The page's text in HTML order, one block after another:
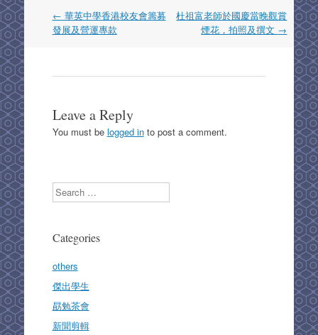
Post
navigation
← 華英中學香港校友會籌募
發展及營運專款
杜祖富老師於國慶當晚觀賞
煙花，拍照及撰文 →
Leave a Reply
You must be logged into post a comment.
Search
Categories
others
傑出學生
勗勉茶會
新聞剪輯